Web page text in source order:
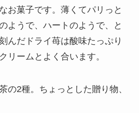
お菓子です。薄くてパリっと
ようで、ハートのようで、と
んだドライ苺は酸味たっぷり
リームとよく合います。
の2種。ちょっとした贈り物、